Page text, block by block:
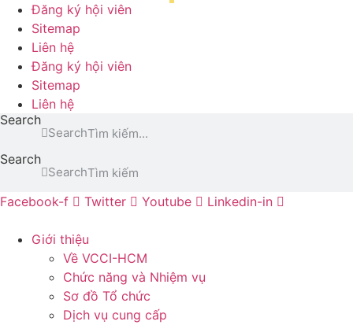
Đăng ký hội viên
Sitemap
Liên hệ
Đăng ký hội viên
Sitemap
Liên hệ
Search
Search
Search
Search
Facebook-f Twitter Youtube Linkedin-in
Giới thiệu
Về VCCI-HCM
Chức năng và Nhiệm vụ
Sơ đồ Tổ chức
Dịch vụ cung cấp